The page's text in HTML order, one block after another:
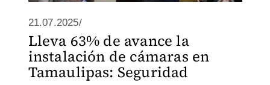
21.07.2025/
Lleva 63% de avance la
instalación de cámaras en
Tamaulipas: Seguridad